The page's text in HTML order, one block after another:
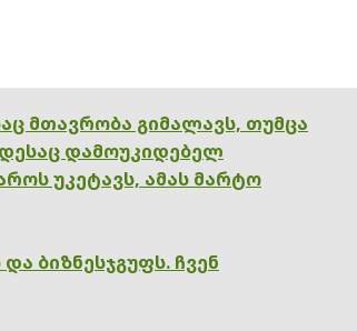
მთავრობა გიმალავს, თუმცა
დამოუკიდებელ
უკეტავს, ამას მარტო
ბიზნესჯგუფს. ჩვენ